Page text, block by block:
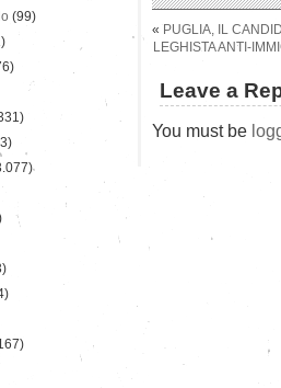
« PUGLIA, IL
LEGHISTA ANTI-
Leave a
You must be
(99)